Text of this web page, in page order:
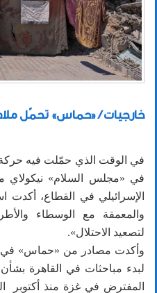
خارجيات / «حماس» تحمّل
في الوقت الذي حمّلت فيه
في «مجلس السلام» نيكولاي
الإسرائيلي في القطاع، أكدت
والمعمقة مع الوسطاء
لتصعيد الاحتلال».
وأكدت مصادر من «حماس» في
لبدء مباحثات في القاهرة
المفترض في غزة منذ أكتوبر